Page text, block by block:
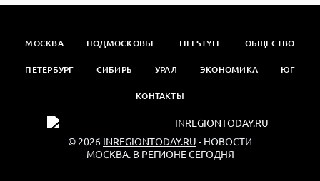
МОСКВА ПОДМОСКОВЬЕ LIFESTYLE ОБЩЕСТВО
ПЕТЕРБУРГ СИБИРЬ УРАЛ ЭКОНОМИКА ЮГ
КОНТАКТЫ
© 2026 INREGIONTODAY.RU - НОВОСТИ
МОСКВА. В РЕГИОНЕ СЕГОДНЯ